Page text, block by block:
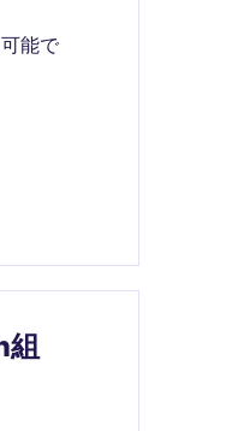
能で
組